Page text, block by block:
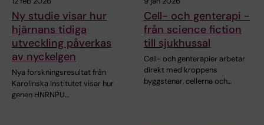
Ny studie visar hur
hjärnans tidiga
utveckling påverkas
av nyckelgen
Nya forskningsresultat från
Karolinska Institutet visar hur
genen HNRNPU…
Cell- och genterapi -
från science fiction
till sjukhussal
Cell- och genterapier arbetar
direkt med kroppens
byggstenar, cellerna och…